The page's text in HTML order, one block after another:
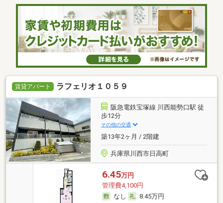
賃貸アパート ラフェリオ１０５９
阪急電鉄宝塚線 川西能勢口駅 徒
歩12分
その他の交通
築13年2ヶ月 / 2階建
兵庫県川西市日高町
6.45万円
管理費4,100円
なし
8.45万円